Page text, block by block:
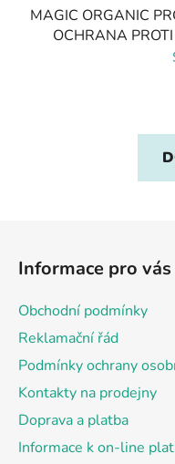
MAGIC ORGANIC
OCHRANA
Informace pro vás
Obchodní podmínky
Reklamační řád
Podmínky ochrany
Kontakty na prodejny
Doprava a platba
Informace k on-line